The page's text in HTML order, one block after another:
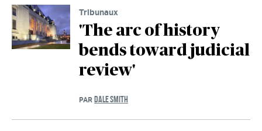
Tribunaux
'The arc of history
bends toward judicial
review'
PAR DALE SMITH